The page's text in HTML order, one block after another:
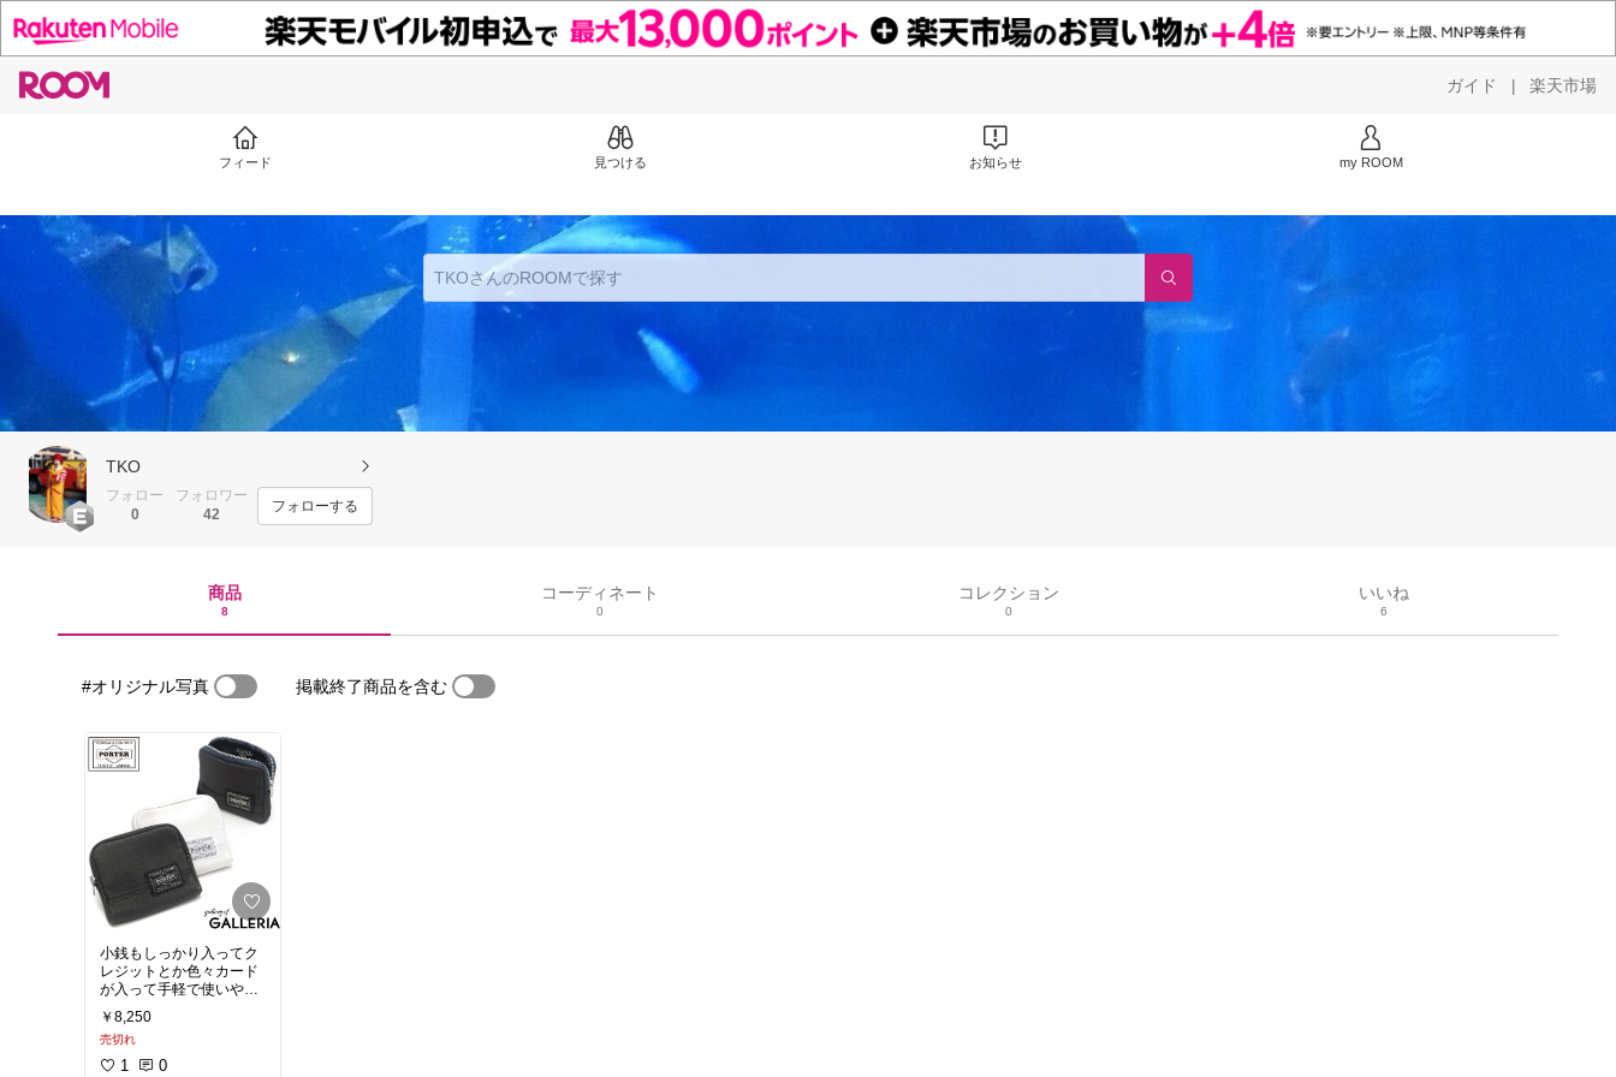
ガイド | 楽天市場
フィード 見つける お知らせ my ROOM
TKO
フォロー
0
フォロワー
42
フォローする
商品
8
コーディネート
0
コレクション
0
いいね
6
#オリジナル写真 掲載終了商品を含む
小銭もしっかり入ってク
レジットとか色々カード
が入って手軽で使いやす
い！
￥8,250
売切れ
1 0